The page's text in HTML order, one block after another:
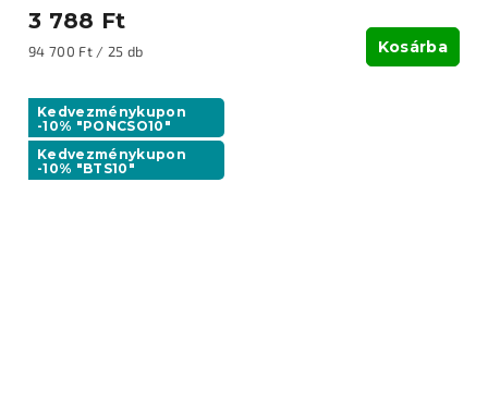
3 788 Ft
Egységár:
94 700 Ft / 25 db Kosárba
Kedvezménykupon
-10% "PONCSO10"
Kedvezménykupon
-10% "BTS10"